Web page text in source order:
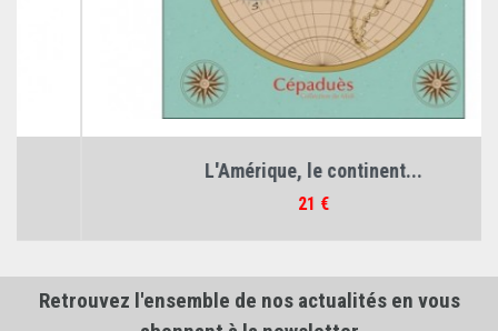
L'Amérique, le continent...
Retrouvez l'ensemble de nos actualités en vous